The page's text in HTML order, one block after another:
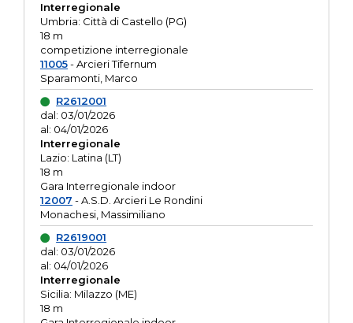
Interregionale
Umbria: Città di Castello (PG)
18 m
competizione interregionale
11005- Arcieri Tifernum
Sparamonti, Marco
R2612001
dal: 03/01/2026
al: 04/01/2026
Interregionale
Lazio: Latina (LT)
18 m
Gara Interregionale indoor
12007 - A.S.D. Arcieri Le Rondini
Monachesi, Massimiliano
R2619001
dal: 03/01/2026
al: 04/01/2026
Interregionale
Sicilia: Milazzo (ME)
18 m